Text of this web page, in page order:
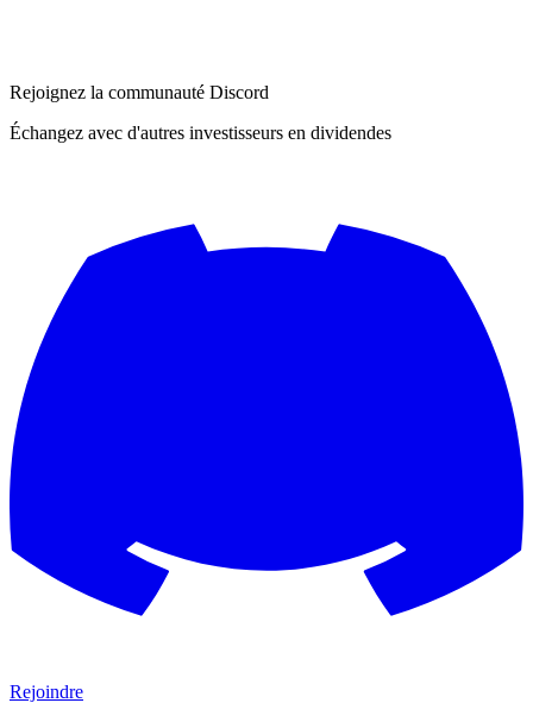
Rejoignez la communauté Discord
Échangez avec d'autres investisseurs en dividendes
Rejoindre